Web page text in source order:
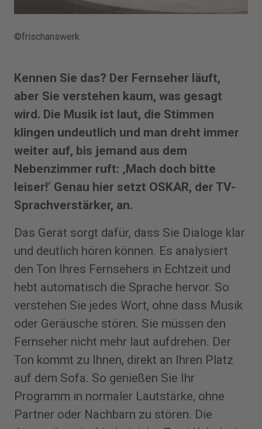
©frischanswerk
Kennen Sie das? Der Fernseher läuft,
aber Sie verstehen kaum, was gesagt
wird. Die Musik ist laut, die Stimmen
klingen undeutlich und man dreht immer
weiter auf, bis jemand aus dem
Nebenzimmer ruft: ‚Mach doch bitte
leiser!‘ Genau hier setzt OSKAR, der TV-
Sprachverstärker, an.
Das Gerät sorgt dafür, dass Sie Dialoge klar
und deutlich hören können. Es analysiert
den Ton Ihres Fernsehers in Echtzeit und
hebt automatisch die Sprache hervor. So
verstehen Sie jedes Wort, ohne dass Musik
oder Geräusche stören. Sie müssen den
Fernseher nicht mehr laut aufdrehen. Der
Ton kommt zu Ihnen, direkt an Ihren Platz
auf dem Sofa. So genießen Sie Ihr
Programm in normaler Lautstärke, ohne
Partner oder Nachbarn zu stören. Die